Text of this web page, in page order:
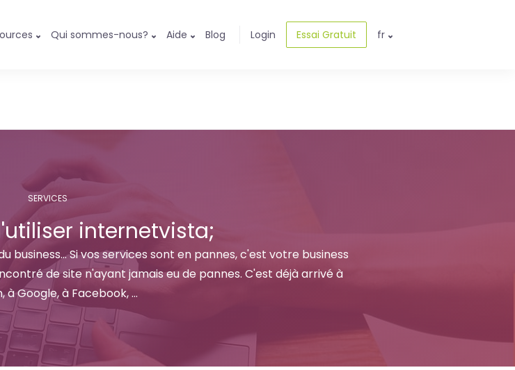
Qui sommes-nous? Aide Blog Login Essai Gratuit fr
SERVICES
internetvista;
business... Si vos services sont en pannes, c'est votre business
de site n'ayant jamais eu de pannes. C'est déjà arrivé à
à Google, à Facebook, ...